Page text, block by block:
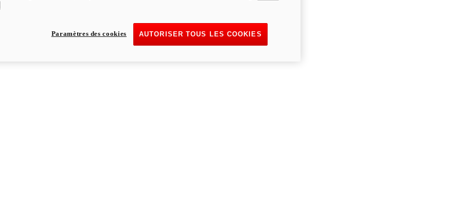
AUTORISER TOUS LES COOKIES
Paramètres des cookies